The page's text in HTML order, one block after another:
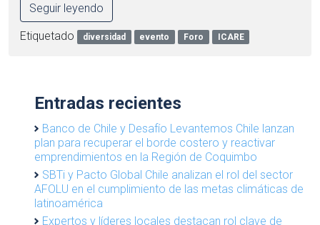
Seguir leyendo
Etiquetado diversidad evento Foro ICARE
Entradas recientes
Banco de Chile y Desafío Levantemos Chile lanzan
plan para recuperar el borde costero y reactivar
emprendimientos en la Región de Coquimbo
SBTi y Pacto Global Chile analizan el rol del sector
AFOLU en el cumplimiento de las metas climáticas de
latinoamérica
Expertos y líderes locales destacan rol clave de